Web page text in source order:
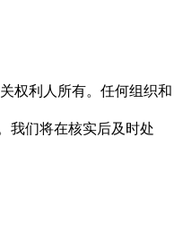
权利人所有。任何组织和
我们将在核实后及时处